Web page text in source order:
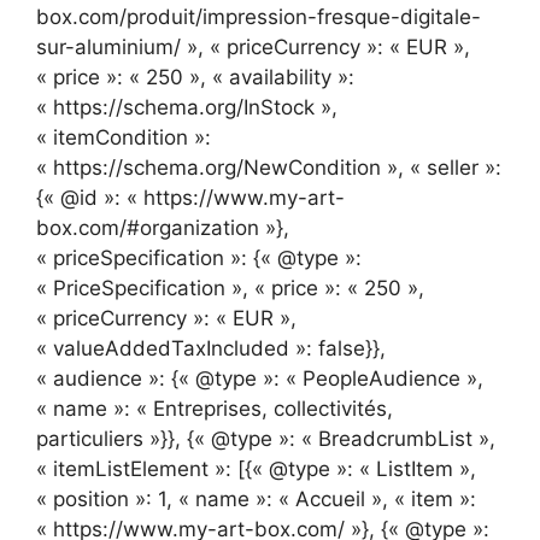
box.com/produit/impression-fresque-digitale-
sur-aluminium/ », « priceCurrency »: « EUR »,
« price »: « 250 », « availability »:
« https://schema.org/InStock »,
« itemCondition »:
« https://schema.org/NewCondition », « seller »:
{« @id »: « https://www.my-art-
box.com/#organization »},
« priceSpecification »: {« @type »:
« PriceSpecification », « price »: « 250 »,
« priceCurrency »: « EUR »,
« valueAddedTaxIncluded »: false}},
« audience »: {« @type »: « PeopleAudience »,
« name »: « Entreprises, collectivités,
particuliers »}}, {« @type »: « BreadcrumbList »,
« itemListElement »: [{« @type »: « ListItem »,
« position »: 1, « name »: « Accueil », « item »:
« https://www.my-art-box.com/ »}, {« @type »: